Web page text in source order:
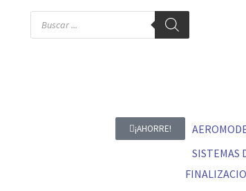
¡AHORRE!
SISTEMAS